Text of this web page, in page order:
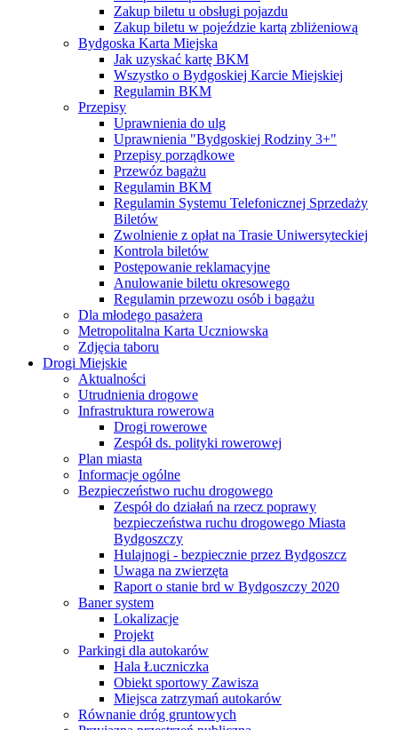
Zakup biletu u obsługi pojazdu
Zakup biletu w pojeździe kartą zbliżeniową
Bydgoska Karta Miejska
Jak uzyskać kartę BKM
Wszystko o Bydgoskiej Karcie Miejskiej
Regulamin BKM
Przepisy
Uprawnienia do ulg
Uprawnienia "Bydgoskiej Rodziny 3+"
Przepisy porządkowe
Przewóz bagażu
Regulamin BKM
Regulamin Systemu Telefonicznej Sprzedaży
Biletów
Zwolnienie z opłat na Trasie Uniwersyteckiej
Kontrola biletów
Postępowanie reklamacyjne
Anulowanie biletu okresowego
Regulamin przewozu osób i bagażu
Dla młodego pasażera
Metropolitalna Karta Uczniowska
Zdjęcia taboru
Drogi Miejskie
Aktualności
Utrudnienia drogowe
Infrastruktura rowerowa
Drogi rowerowe
Zespół ds. polityki rowerowej
Plan miasta
Informacje ogólne
Bezpieczeństwo ruchu drogowego
Zespół do działań na rzecz poprawy
bezpieczeństwa ruchu drogowego Miasta
Bydgoszczy
Hulajnogi - bezpiecznie przez Bydgoszcz
Uwaga na zwierzęta
Raport o stanie brd w Bydgoszczy 2020
Baner system
Lokalizacje
Projekt
Parkingi dla autokarów
Hala Łuczniczka
Obiekt sportowy Zawisza
Miejsca zatrzymań autokarów
Równanie dróg gruntowych